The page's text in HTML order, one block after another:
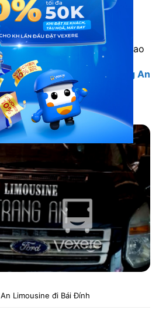
trải nghiệm tiện ích đỉnh cao
là trên những chiếc
và thoải mái của
xe Tràng An
hứa hẹn sẽ mang đến cho
trải nghiệm tuyệt vời.
Limousine đi Bái Đính